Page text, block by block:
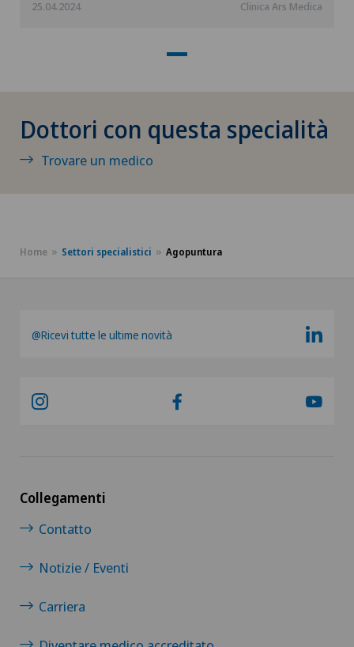
Dermatologia estetica e correttiva
Disturbi dell'eiaculazione
Dolore muscolo-scheletrico
Drenaggio linfatico
Ematologia
25.04.2024 Clinica Ars Medica
Dottori con questa specialità
Trovare un medico
Home Settori specialistici Agopuntura
@Ricevi tutte le ultime novità
Collegamenti
Contatto
Notizie / Eventi
Carriera